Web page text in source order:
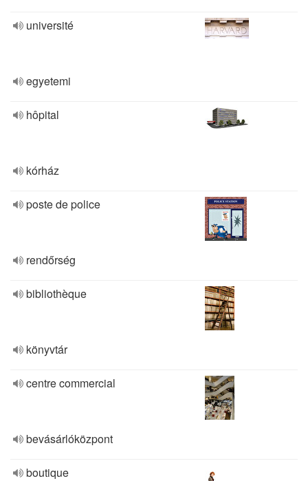
université
egyetemi
hôpital
kórház
poste de police
rendőrség
bibliothèque
könyvtár
centre commercial
bevásárlóközpont
boutique